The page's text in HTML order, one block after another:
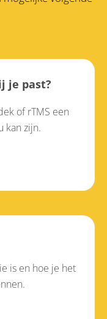
je past?
of rTMS een
kan zijn.
is en hoe je het